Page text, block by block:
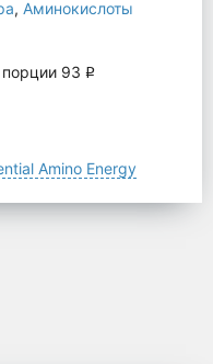
, Аминокислоты
93 q
Amino Energy